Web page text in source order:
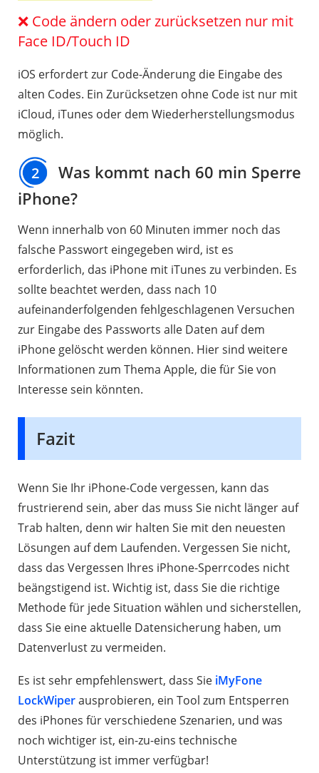
❌ Code ändern oder zurücksetzen nur mit
Face ID/Touch ID
iOS erfordert zur Code-Änderung die Eingabe des
alten Codes. Ein Zurücksetzen ohne Code ist nur mit
iCloud, iTunes oder dem Wiederherstellungsmodus
möglich.
2
Was kommt nach 60 min Sperre
iPhone?
Wenn innerhalb von 60 Minuten immer noch das
falsche Passwort eingegeben wird, ist es
erforderlich, das iPhone mit iTunes zu verbinden. Es
sollte beachtet werden, dass nach 10
aufeinanderfolgenden fehlgeschlagenen Versuchen
zur Eingabe des Passworts alle Daten auf dem
iPhone gelöscht werden können. Hier sind weitere
Informationen zum Thema Apple, die für Sie von
Interesse sein könnten.
Fazit
Wenn Sie Ihr iPhone-Code vergessen, kann das
frustrierend sein, aber das muss Sie nicht länger auf
Trab halten, denn wir halten Sie mit den neuesten
Lösungen auf dem Laufenden. Vergessen Sie nicht,
dass das Vergessen Ihres iPhone-Sperrcodes nicht
beängstigend ist. Wichtig ist, dass Sie die richtige
Methode für jede Situation wählen und sicherstellen,
dass Sie eine aktuelle Datensicherung haben, um
Datenverlust zu vermeiden.
Es ist sehr empfehlenswert, dass Sie iMyFone
LockWiperausprobieren, ein Tool zum Entsperren
des iPhones für verschiedene Szenarien, und was
noch wichtiger ist, ein-zu-eins technische
Unterstützung ist immer verfügbar!